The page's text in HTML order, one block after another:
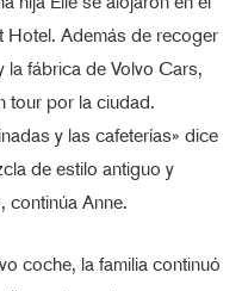
Hotel. Además de recoger
la fábrica de Volvo Cars,
tour por la ciudad.
y las cafeterías» dice
de estilo antiguo y
continúa Anne.
coche, la familia continuó